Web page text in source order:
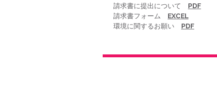
請求書に提出について PDF
請求書フォーム EXCEL
​環境に関するお願い PDF